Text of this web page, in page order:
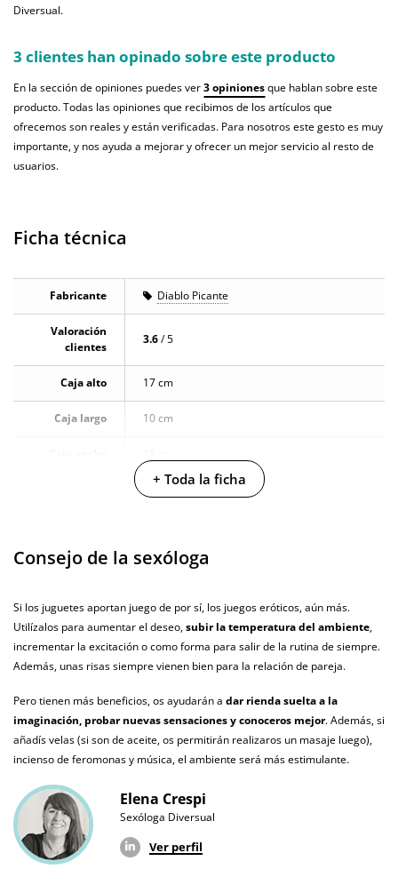
Diversual.
3 clientes han opinado sobre este producto
En la sección de opiniones puedes ver3 opinionesque hablan sobre este
producto. Todas las opiniones que recibimos de los artículos que
ofrecemos son reales y están verificadas. Para nosotros este gesto es muy
importante, y nos ayuda a mejorar y ofrecer un mejor servicio al resto de
usuarios.
Ficha técnica
Fabricante Diablo Picante
Valoración
clientes
3.6/ 5
Caja alto 17 cm
Caja largo 10 cm
0.26 Kg
Envío discreto Paquete discreto y sin distintivos
Garantías 3 años de garantía
Producto
original
¿Cuándo lo
recibo?
El en 24 horas hábiles (fecha estimada)
+ Toda la ficha
Consejo de la sexóloga
Si los juguetes aportan juego de por sí, los juegos eróticos, aún más.
Utilízalos para aumentar el deseo,subir la temperatura del ambiente,
incrementar la excitación o como forma para salir de la rutina de siempre.
Además, unas risas siempre vienen bien para la relación de pareja.
Pero tienen más beneficios, os ayudarán a dar rienda suelta a la
imaginación, probar nuevas sensaciones y conoceros mejor. Además, si
añadís velas (si son de aceite, os permitirán realizaros un masaje luego),
incienso de feromonas y música, el ambiente será más estimulante.
Elena Crespi
Sexóloga Diversual
Ver perfil